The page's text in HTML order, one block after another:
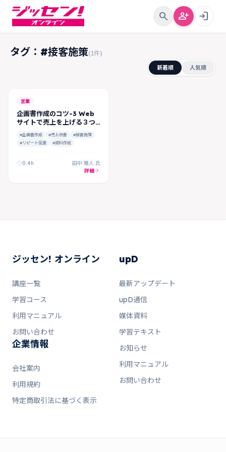
search person_add login
タグ：#接客施策(1件)
新着順 人気順
営業
企画書作成のコツ-3 Web
サイトで売上を上げる３つ
#企画書作成 #売上改善
#接客施策
#リピート促進
#資料作成
0.4h
田中 雅人 氏
詳細
ジッセン! オンライン
講座一覧
学習コース
利用マニュアル
お問い合わせ
企業情報
会社案内
利用規約
特定商取引法に基づく表示
upD
最新アップデート
upD通信
媒体資料
学習テキスト
お知らせ
利用マニュアル
お問い合わせ